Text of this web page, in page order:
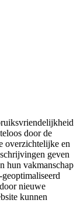
door de
overzichtelijke en
geven
hun vakmanschap
nieuwe
kunnen